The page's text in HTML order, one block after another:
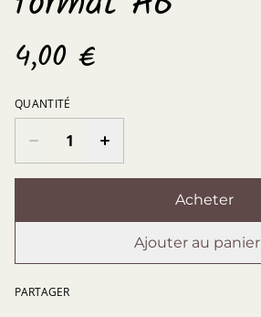
4,00 €
QUANTITÉ
Acheter
Ajouter au panier
PARTAGER